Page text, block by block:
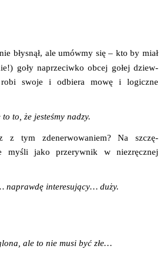
bły­snął, ale umów­my się – kto by miał
goły naprze­ciw­ko obcej gołej dziew­
robi swo­je i odbie­ra mowę i logicz­ne
to, że jeste­śmy nadzy.
z tym zde­ner­wo­wa­niem? Na szczę­
myśli jako prze­ryw­nik w nie­zręcz­nej
napraw­dę inte­re­su­ją­cy… duży.
ale to nie musi być złe…